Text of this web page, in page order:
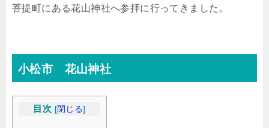
菩提町にある花山神社へ参拝に行ってきました。
小松市 花山神社
目次 [閉じる]